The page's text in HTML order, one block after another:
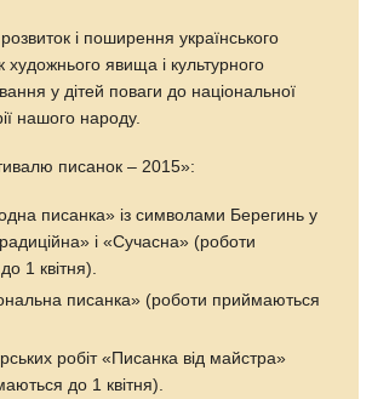
і поширення українського
художнього явища і культурного
у дітей поваги до національної
нашого народу.
писанок – 2015»:
писанка» із символами Берегинь у
і «Сучасна» (роботи
1 квітня).
писанка» (роботи приймаються
робіт «Писанка від майстра»
до 1 квітня).